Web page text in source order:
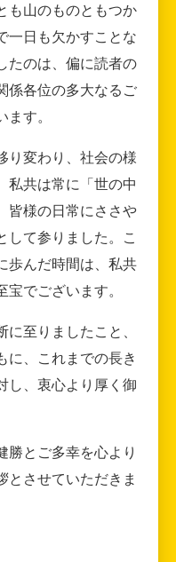
も山のものともつか
一日も欠かすことな
たのは、偏に読者の
係各位の多大なるご
す。
り変わり、社会の様
私共は常に「世の中
皆様の日常にささや
して参りました。こ
歩んだ時間は、私共
でございます。
至りましたこと、
に、これまでの長き
し、衷心より厚く御
勝とご多幸を心より
とさせていただきま